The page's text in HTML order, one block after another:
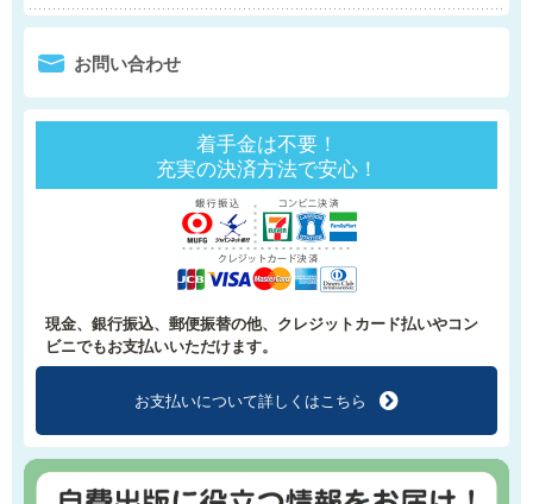
0 お問い合わせ
着手金は不要！
充実の決済方法で安心！
現金、銀行振込、郵便振替の他、クレジットカード払いやコン
ビニでもお支払いいただけます。
お支払いについて詳しくはこちら f